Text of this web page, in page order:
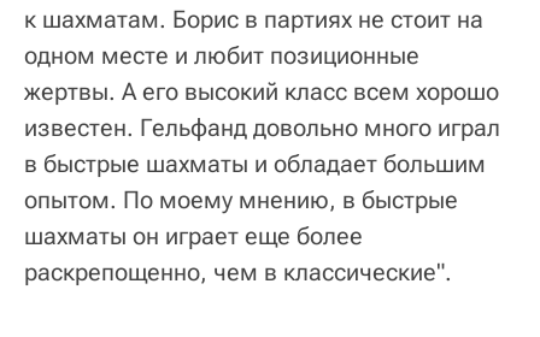
к шахматам. Борис в партиях не стоит на
одном месте и любит позиционные
жертвы. А его высокий класс всем хорошо
известен. Гельфанд довольно много играл
в быстрые шахматы и обладает большим
опытом. По моему мнению, в быстрые
шахматы он играет еще более
раскрепощенно, чем в классические".